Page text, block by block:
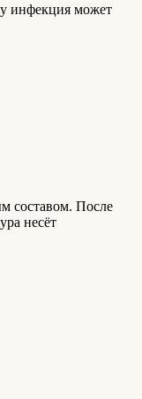
инфекция может
составом. После
несёт